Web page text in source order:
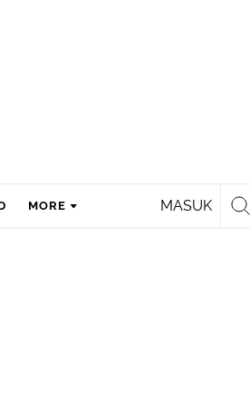
MASUK
MORE